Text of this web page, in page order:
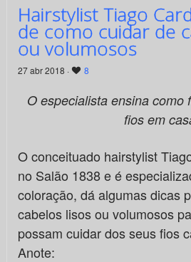
Hairstylist Tiago
de como cuidar de
ou volumosos
27 abr 2018 · 8
O especialista ensina como
fios em
O conceituado hairstylist
no Salão 1838 e é
coloração, dá algumas dicas
cabelos lisos ou volumosos
possam cuidar dos seus fios
Anote: